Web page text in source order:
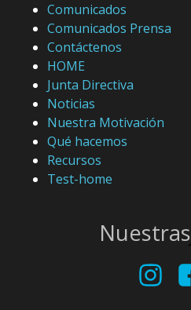
Comunicados
Comunicados Prensa
Contáctenos
HOME
Junta Directiva
Noticias
Nuestra Motivación
Qué hacemos
Recursos
Test-home
Nuestras